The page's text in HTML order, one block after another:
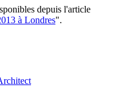
depuis l'article
à Londres".